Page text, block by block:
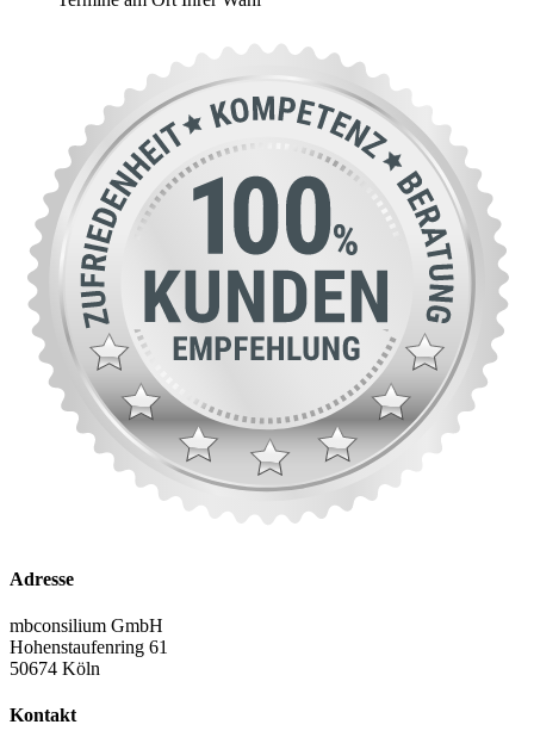
Adresse
mbconsilium GmbH
Hohenstaufenring 61
50674 Köln
Kontakt